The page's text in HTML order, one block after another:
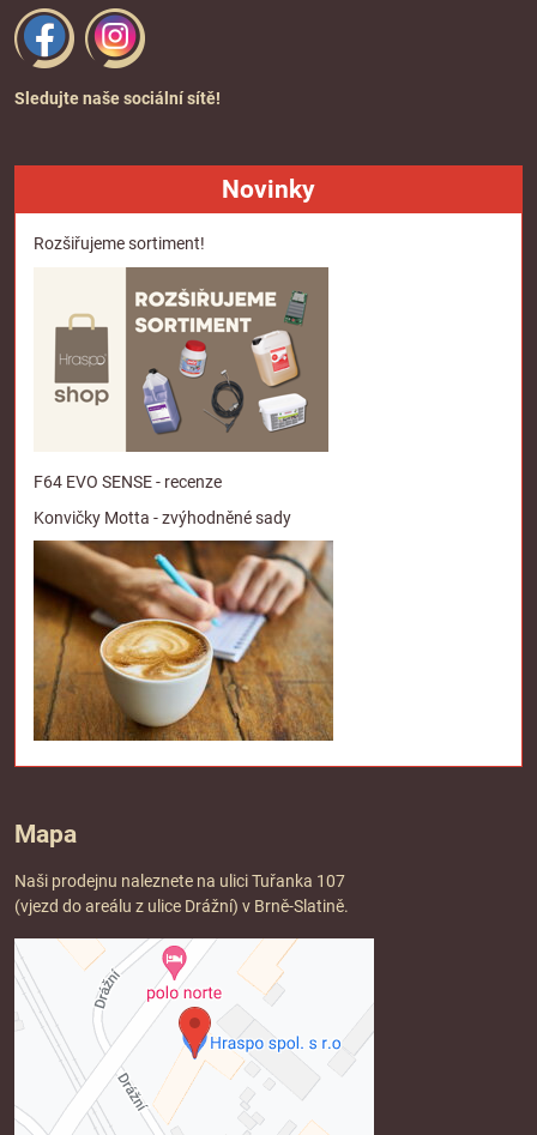
Sledujte naše sociální sítě!
Novinky
Rozšiřujeme sortiment!
F64 EVO SENSE - recenze
Konvičky Motta - zvýhodněné sady
Mapa
Naši prodejnu naleznete na ulici Tuřanka 107
(vjezd do areálu z ulice Drážní) v Brně-Slatině.